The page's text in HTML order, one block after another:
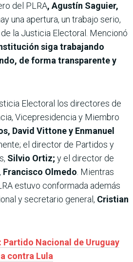
del PLRA, Agustín Saguier,
una apertura, un trabajo serio,
la Justicia Electoral. Mencionó
siga trabajando
de forma transparente y
Electoral los directores de
Vicepresidencia y Miembro
David Vittone y Enmanuel
el director de Partidos y
Silvio Ortiz; y el director de
Francisco Olmedo. Mientras
estuvo conformada además
y secretario general, Cristian
Nacional de Uruguay
contra Lula